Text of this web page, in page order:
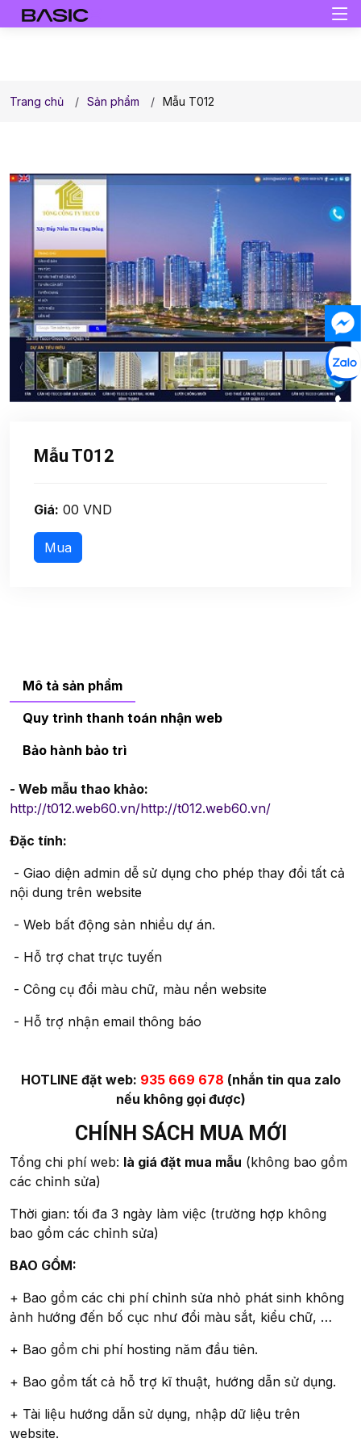
Trang chủ Sản phẩm Mẫu T012
Mẫu T012
Giá: 00 VND
Mô tả sản phẩm
Quy trình thanh toán nhận web
Bảo hành bảo trì
- Web mẫu thao khảo:
http://t012.web60.vn/http://t012.web60.vn/
Đặc tính:
- Giao diện admin dễ sử dụng cho phép thay đổi tất cả
nội dung trên website
- Web bất động sản nhiều dự án.
- Hỗ trợ chat trực tuyến
- Công cụ đổi màu chữ, màu nền website
- Hỗ trợ nhận email thông báo
HOTLINE đặt web: 935 669 678 (nhắn tin qua zalo
nếu không gọi được)
CHÍNH SÁCH MUA MỚI
Tổng chi phí web: là giá đặt mua mẫu (không bao gồm
các chỉnh sửa)
Thời gian: tối đa 3 ngày làm việc (trường hợp không
bao gồm các chỉnh sửa)
BAO GỒM:
+ Bao gồm các chi phí chỉnh sửa nhỏ phát sinh không
ảnh hướng đến bố cục như đổi màu sắt, kiểu chữ, …
+ Bao gồm chi phí hosting năm đầu tiên.
+ Bao gồm tất cả hỗ trợ kĩ thuật, hướng dẫn sử dụng.
+ Tài liệu hướng dẫn sử dụng, nhập dữ liệu trên
website.